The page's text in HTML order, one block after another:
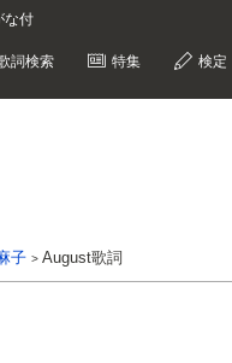
な付
詞検索 特集 検定
子 August歌詞